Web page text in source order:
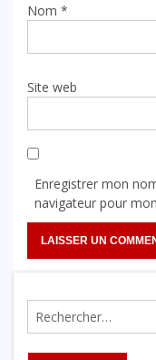
Nom *
Site web
Enregistrer mon
navigateur pour
Rechercher :